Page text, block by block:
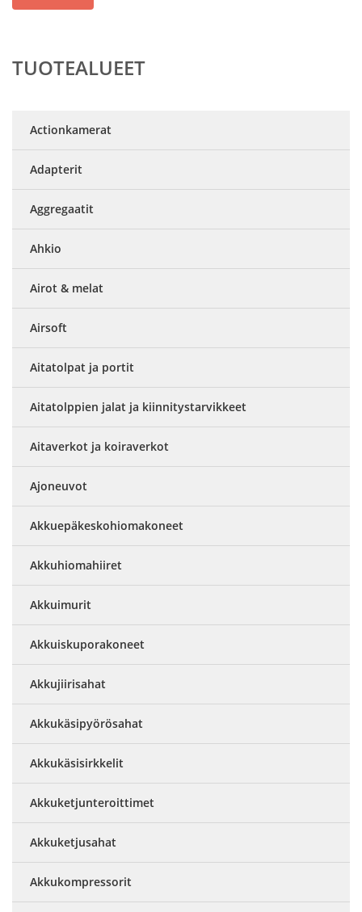
TUOTEALUEET
Actionkamerat
Adapterit
Aggregaatit
Ahkio
Airot & melat
Airsoft
Aitatolpat ja portit
Aitatolppien jalat ja kiinnitystarvikkeet
Aitaverkot ja koiraverkot
Ajoneuvot
Akkuepäkeskohiomakoneet
Akkuhiomahiiret
Akkuimurit
Akkuiskuporakoneet
Akkujiirisahat
Akkukäsipyörösahat
Akkukäsisirkkelit
Akkuketjunteroittimet
Akkuketjusahat
Akkukompressorit